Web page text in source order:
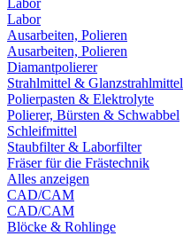
Labor
Labor
Ausarbeiten, Polieren
Ausarbeiten, Polieren
Diamantpolierer
Strahlmittel & Glanzstrahlmittel
Polierpasten & Elektrolyte
Polierer, Bürsten & Schwabbel
Schleifmittel
Staubfilter & Laborfilter
Fräser für die Frästechnik
Alles anzeigen
CAD/CAM
CAD/CAM
Blöcke & Rohlinge